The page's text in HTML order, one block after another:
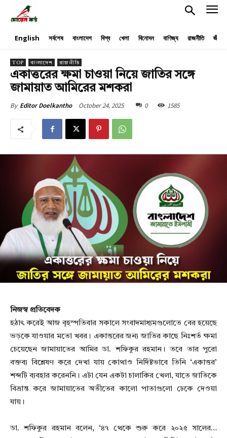
English সর্বশেষ বাংলাদেশ বিশ্ব খেলা বিনোদন বাণিজ্য রাজনীতি
TOP বাংলাদেশ রাজনীতি
একাত্তরের ক্ষমা চাওয়া নিয়ে জাতির সঙ্গে
জামায়াত আমিরের মশকরা
By Editor Doelkantho October 24, 2025 0 1585
নিজস্ব প্রতিবেদক
হঠাৎ করেই আজ বৃহস্পতিবার সকালে সংবাদমাধ্যমগুলোতে বের হয়েছে
ভড়কে যাওয়ার মতো খবর। একাত্তরের জন্য জাতির কাছে নিঃশর্ত ক্ষমা
চেয়েছেন জামায়াতের আমির ডা. শফিকুর রহমান। তবে তার পুরো
বক্তব্য বিশ্লেষণ করে দেখা যায় কোথাও নির্দিষ্টভাবে তিনি ‘একাত্তর’
শব্দটি ব্যবহার করেননি। এটা যেন একটা চালাকির খেলা, যাতে জাতিকে
বিভ্রান্ত করে জামায়াতের অতীতের কালো পাতাগুলো ঢেকে দেওয়া
যায়।
ডা. শফিকুর রহমান বলেন, ‘৪৭ থেকে শুরু করে ২০২৫ সালের…